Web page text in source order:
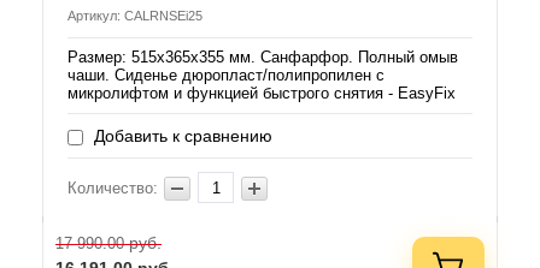
Артикул: CALRNSEi25
Размер: 515х365х355 мм. Санфарфор. Полный омыв
чаши. Сиденье дюропласт/полипропилен с
микролифтом и функцией быстрого снятия - EasyFix
Добавить к сравнению
Количество:
17 990.00руб.